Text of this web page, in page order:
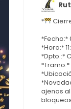
*
*Fecha:*
*Hora:*
*Dpto.:*
ajenas